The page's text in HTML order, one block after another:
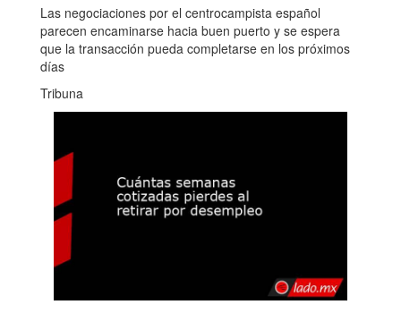
Las negociaciones por el centrocampista español
parecen encaminarse hacia buen puerto y se espera
que la transacción pueda completarse en los próximos
días
Tribuna